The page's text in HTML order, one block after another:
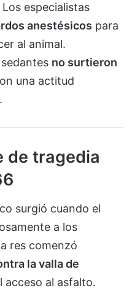
especialistas
anestésicos para
al animal.
no surtieron
una actitud
de tragedia
surgió cuando el
a los
res comenzó
la valla de
acceso al asfalto.